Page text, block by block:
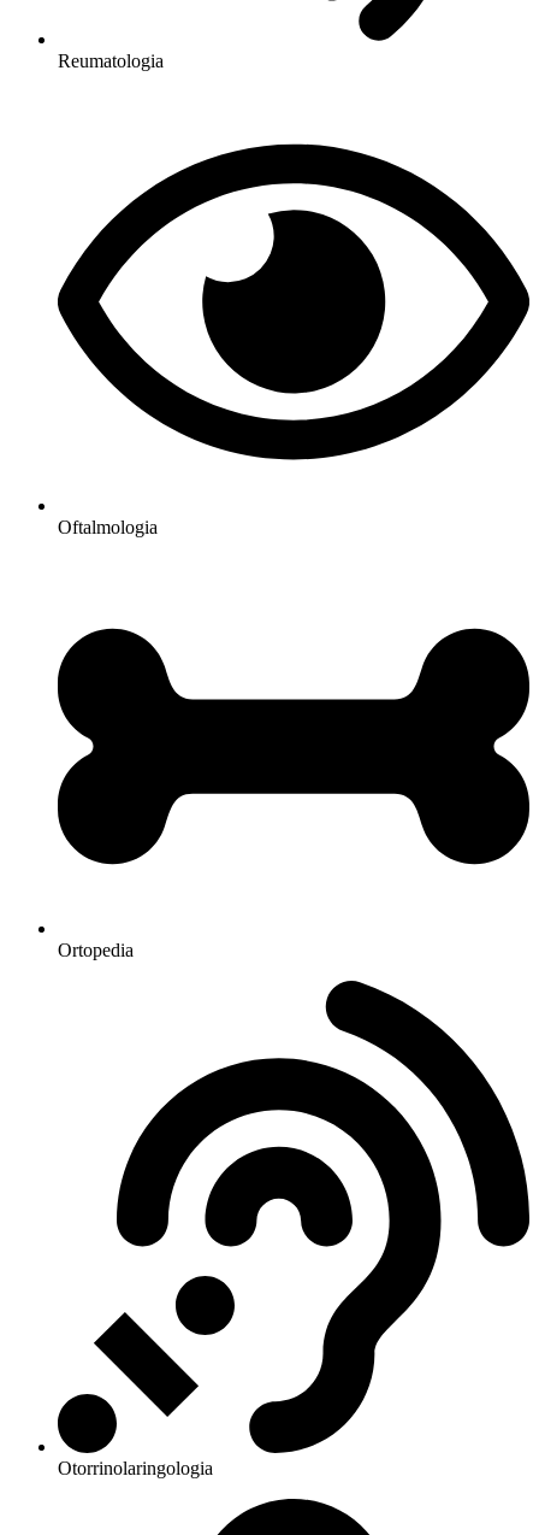
Reumatologia
Oftalmologia
Ortopedia
Otorrinolaringologia